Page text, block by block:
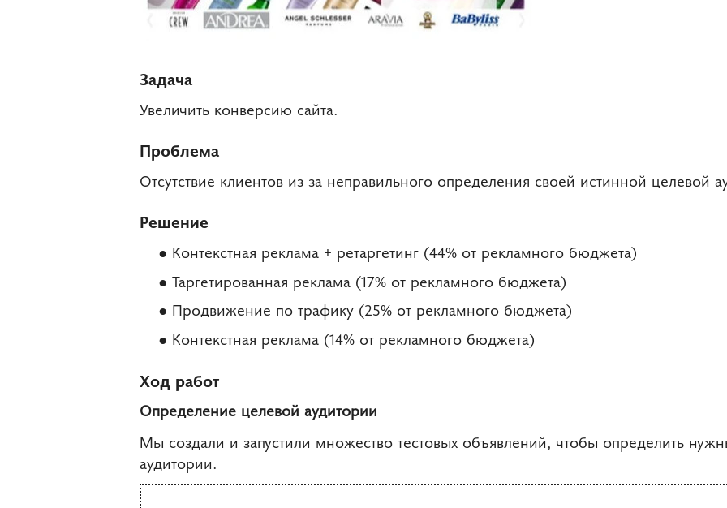
Задача
Увеличить конверсию сайта.
Проблема
Отсутствие клиентов из-за неправильного определения своей истинной целевой
Решение
Контекстная реклама + ретаргетинг (44% от рекламного бюджета)
Таргетированная реклама (17% от рекламного бюджета)
Продвижение по трафику (25% от рекламного бюджета)
Контекстная реклама (14% от рекламного бюджета)
Ход работ
Определение целевой аудитории
Мы создали и запустили множество тестовых объявлений, чтобы определить
аудитории.